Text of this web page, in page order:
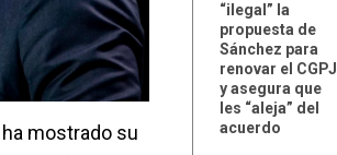
mostrado su
“ilegal” la
propuesta de
Sánchez para
renovar el CGPJ
y asegura que
les “aleja” del
acuerdo